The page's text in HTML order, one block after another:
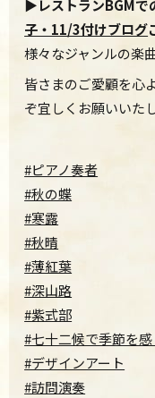
▶レストランBGMで
子・11/3付けブログ
様々なジャンルの楽
皆さまのご愛顧を心
ぞ宜しくお願いいた
#ピアノ奏者
#秋の蝶
#寒露
#秋晴
#薄紅葉
#深山路
#紫式部
#七十二候で季節を
#デザインアート
#訪問演奏